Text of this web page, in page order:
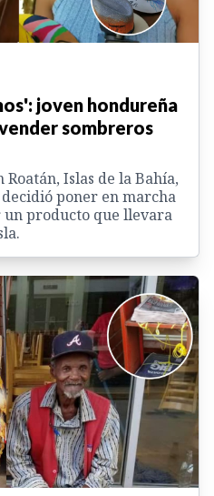
joven hondureña
sombreros
Islas de la Bahía,
poner en marcha
producto que llevara